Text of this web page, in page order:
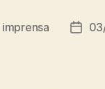
imprensa
Data